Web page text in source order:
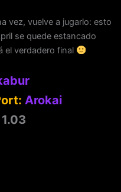
vez, vuelve a jugarlo: esto
se quede estancado
el verdadero final
Arokai
1.03